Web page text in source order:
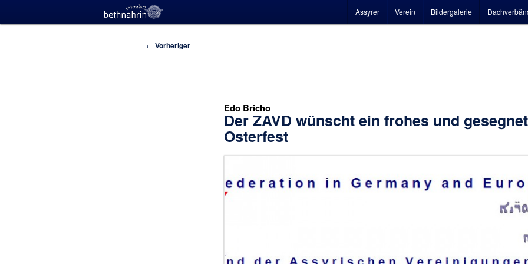
Hauptmenü
Assyrer Verein Bildergalerie
Beitragsnavigation
← Vorheriger
Edo Bricho
Der ZAVD wünscht ein frohes und
Osterfest